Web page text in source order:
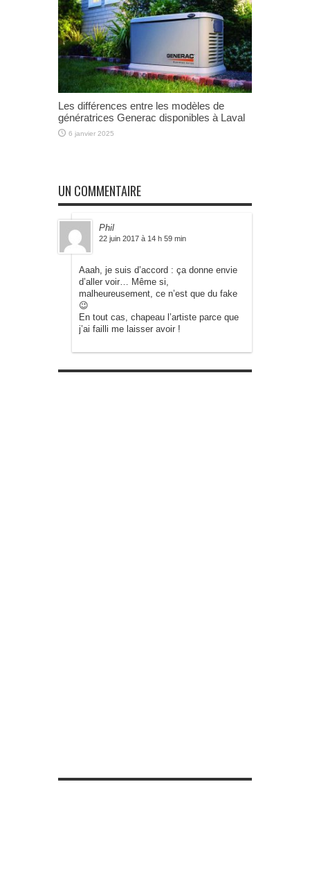
Les différences entre les modèles de
génératrices Generac disponibles à Laval
6 janvier 2025
UN COMMENTAIRE
Phil
22 juin 2017 à 14 h 59 min
Aaah, je suis d’accord : ça donne envie
d’aller voir… Même si,
malheureusement, ce n’est que du fake
😉
En tout cas, chapeau l’artiste parce que
j’ai failli me laisser avoir !